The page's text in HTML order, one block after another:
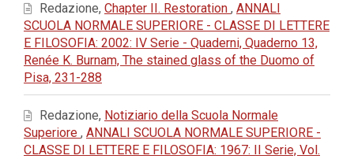
Redazione, Chapter II. Restoration , ANNALI
SCUOLA NORMALE SUPERIORE - CLASSE DI LETTERE
E FILOSOFIA: 2002: IV Serie - Quaderni, Quaderno 13,
Renée K. Burnam, The stained glass of the Duomo of
Pisa, 231-288
Redazione, Notiziario della Scuola Normale
Superiore , ANNALI SCUOLA NORMALE SUPERIORE -
CLASSE DI LETTERE E FILOSOFIA: 1967: II Serie, Vol.